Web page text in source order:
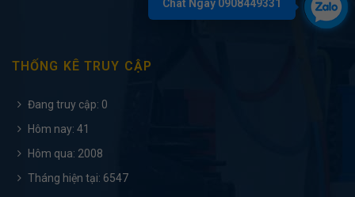
THỐNG KÊ TRUY CẬP
Đang truy cập: 0
Hôm nay: 41
Hôm qua: 2008
Tháng hiện tại: 6547